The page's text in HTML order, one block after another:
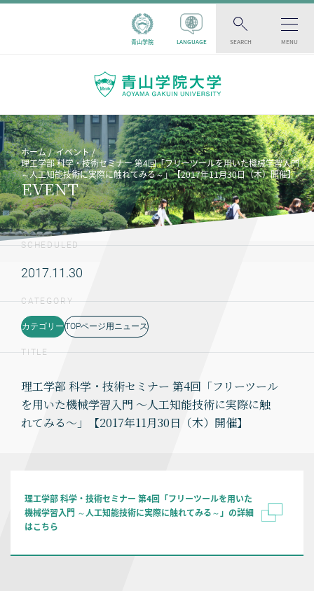
青山学院 LANGUAGE SEARCH MENU
ホーム
イベント
理工学部 科学・技術セミナー 第4回「フリーツールを用いた機械学習入門
～人工知能技術に実際に触れてみる～」【2017年11月30日（木）開催】
EVENT
SCHEDULED
2017.11.30
CATEGORY
カテゴリー TOPページ用ニュース
TITLE
理工学部 科学・技術セミナー 第4回「フリーツール
を用いた機械学習入門 ～人工知能技術に実際に触
れてみる～」【2017年11月30日（木）開催】
理工学部 科学・技術セミナー 第4回「フリーツールを用いた
機械学習入門 ～人工知能技術に実際に触れてみる～」の詳細
はこちら